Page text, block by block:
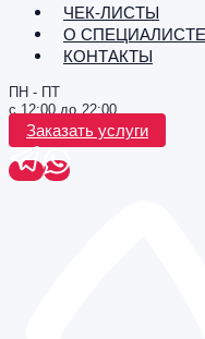
ЧЕК-ЛИСТЫ
О СПЕЦИАЛИСТЕ
КОНТАКТЫ
ПН - ПТ
с 12:00 до 22:00
Заказать услуги